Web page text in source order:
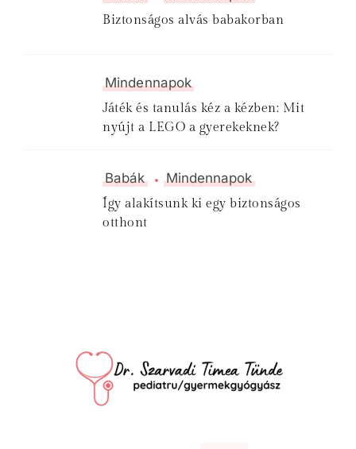
Biztonságos alvás babakorban
Mindennapok
Játék és tanulás kéz a kézben: Mit
nyújt a LEGO a gyerekeknek?
Babák Mindennapok
Így alakítsunk ki egy biztonságos
otthont